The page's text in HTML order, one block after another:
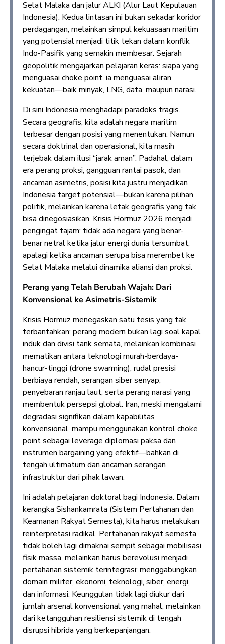
Selat Malaka dan jalur ALKI (Alur Laut Kepulauan
Indonesia). Kedua lintasan ini bukan sekadar koridor
perdagangan, melainkan simpul kekuasaan maritim
yang potensial menjadi titik tekan dalam konflik
Indo-Pasifik yang semakin membesar. Sejarah
geopolitik mengajarkan pelajaran keras: siapa yang
menguasai choke point, ia menguasai aliran
kekuatan—baik minyak, LNG, data, maupun narasi.
Di sini Indonesia menghadapi paradoks tragis.
Secara geografis, kita adalah negara maritim
terbesar dengan posisi yang menentukan. Namun
secara doktrinal dan operasional, kita masih
terjebak dalam ilusi “jarak aman”. Padahal, dalam
era perang proksi, gangguan rantai pasok, dan
ancaman asimetris, posisi kita justru menjadikan
Indonesia target potensial—bukan karena pilihan
politik, melainkan karena letak geografis yang tak
bisa dinegosiasikan. Krisis Hormuz 2026 menjadi
pengingat tajam: tidak ada negara yang benar-
benar netral ketika jalur energi dunia tersumbat,
apalagi ketika ancaman serupa bisa merembet ke
Selat Malaka melalui dinamika aliansi dan proksi.
Perang yang Telah Berubah Wajah: Dari
Konvensional ke Asimetris-Sistemik
Krisis Hormuz menegaskan satu tesis yang tak
terbantahkan: perang modern bukan lagi soal kapal
induk dan divisi tank semata, melainkan kombinasi
mematikan antara teknologi murah-berdaya-
hancur-tinggi (drone swarming), rudal presisi
berbiaya rendah, serangan siber senyap,
penyebaran ranjau laut, serta perang narasi yang
membentuk persepsi global. Iran, meski mengalami
degradasi signifikan dalam kapabilitas
konvensional, mampu menggunakan kontrol choke
point sebagai leverage diplomasi paksa dan
instrumen bargaining yang efektif—bahkan di
tengah ultimatum dan ancaman serangan
infrastruktur dari pihak lawan.
Ini adalah pelajaran doktoral bagi Indonesia. Dalam
kerangka Sishankamrata (Sistem Pertahanan dan
Keamanan Rakyat Semesta), kita harus melakukan
reinterpretasi radikal. Pertahanan rakyat semesta
tidak boleh lagi dimaknai sempit sebagai mobilisasi
fisik massa, melainkan harus berevolusi menjadi
pertahanan sistemik terintegrasi: menggabungkan
domain militer, ekonomi, teknologi, siber, energi,
dan informasi. Keunggulan tidak lagi diukur dari
jumlah arsenal konvensional yang mahal, melainkan
dari ketangguhan resiliensi sistemik di tengah
disrupsi hibrida yang berkepanjangan.